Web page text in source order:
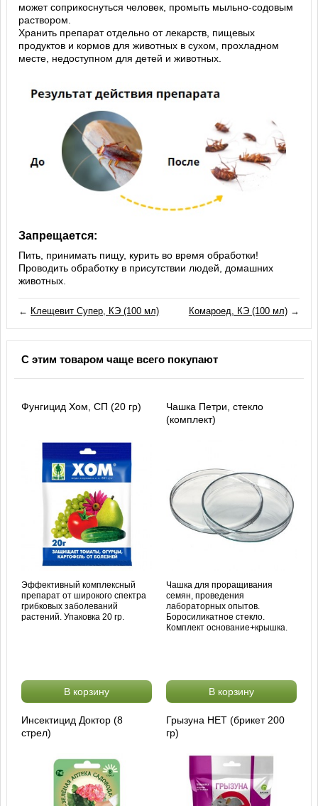
может соприкоснуться человек, промыть мыльно-содовым
раствором.
Хранить препарат отдельно от лекарств, пищевых
продуктов и кормов для животных в сухом, прохладном
месте, недоступном для детей и животных.
Запрещается:
Пить, принимать пищу, курить во время обработки!
Проводить обработку в присутствии людей, домашних
животных.
← Клещевит Супер, КЭ (100 мл) Комароед, КЭ (100 мл)→
С этим товаром чаще всего покупают
Фунгицид Хом, СП (20 гр)
Эффективный комплексный
препарат от широкого спектра
грибковых заболеваний
растений. Упаковка 20 гр.
В корзину
Чашка Петри, стекло
(комплект)
Чашка для проращивания
семян, проведения
лабораторных опытов.
Боросиликатное стекло.
Комплект основание+крышка.
В корзину
Инсектицид Доктор (8
стрел)
Грызуна НЕТ (брикет 200
гр)